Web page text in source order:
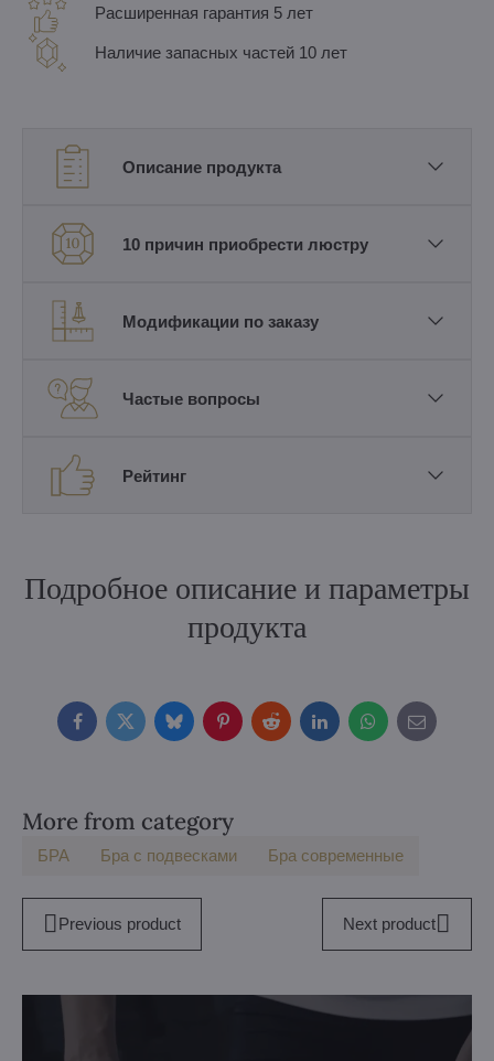
Расширенная гарантия 5 лет
Наличие запасных частей 10 лет
Описание продукта
10 причин приобрести люстру
Модификации по заказу
Частые вопросы
Рейтинг
Подробное описание и параметры
продукта
FacebookTwitterBlueskyPinterestRedditLinkedInWhatsApp
E-
mail
More from category
БPA Бра с подвесками Бра современные
Previous product Next product